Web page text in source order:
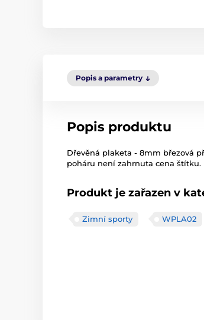
Popis a parametry
Popis produktu
Dřevěná plaketa - 8mm březová
poháru není zahrnuta cena štítku.
Produkt je zařazen v
Zimní sporty WPLA02